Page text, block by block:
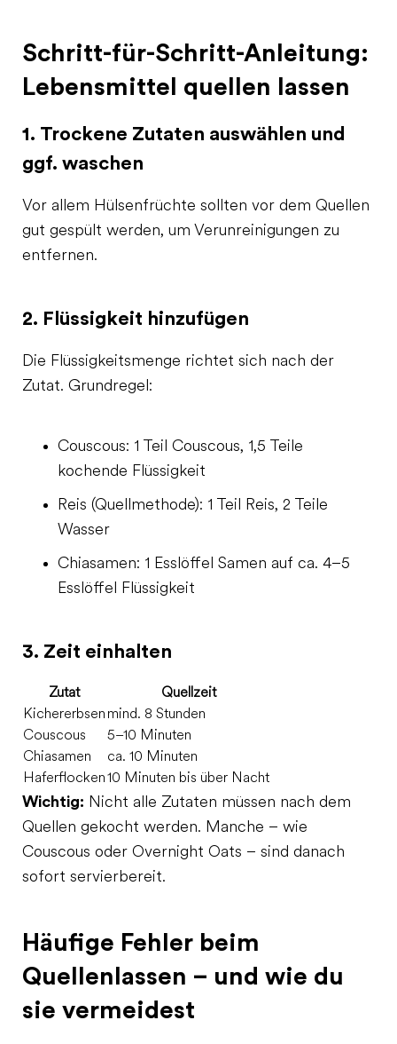
Schritt-für-Schritt-Anleitung:
Lebensmittel quellen lassen
1. Trockene Zutaten auswählen und
ggf. waschen
Vor allem Hülsenfrüchte sollten vor dem Quellen
gut gespült werden, um Verunreinigungen zu
entfernen.
2. Flüssigkeit hinzufügen
Die Flüssigkeitsmenge richtet sich nach der
Zutat. Grundregel:
Couscous: 1 Teil Couscous, 1,5 Teile
kochende Flüssigkeit
Reis (Quellmethode): 1 Teil Reis, 2 Teile
Wasser
Chiasamen: 1 Esslöffel Samen auf ca. 4–5
Esslöffel Flüssigkeit
3. Zeit einhalten
Zutat
Quellzeit
Kichererbsen mind. 8 Stunden
Couscous
5–10 Minuten
Chiasamen
ca. 10 Minuten
Haferflocken10 Minuten bis über Nacht
Wichtig: Nicht alle Zutaten müssen nach dem
Quellen gekocht werden. Manche – wie
Couscous oder Overnight Oats – sind danach
sofort servierbereit.
Häufige Fehler beim
Quellenlassen – und wie du
sie vermeidest